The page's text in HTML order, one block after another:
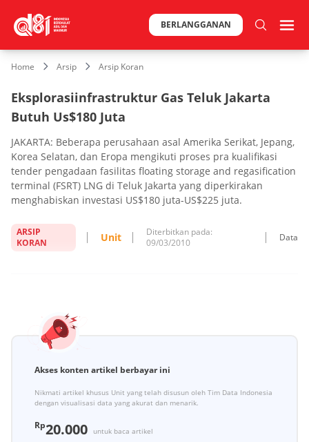
BERLANGGANAN
Home Arsip Arsip Koran
Eksplorasiinfrastruktur Gas Teluk Jakarta
Butuh Us$180 Juta
JAKARTA: Beberapa perusahaan asal Amerika Serikat, Jepang,
Korea Selatan, dan Eropa mengikuti proses pra kualifikasi
tender pengadaan fasilitas floating storage and regasification
terminal (FSRT) LNG di Teluk Jakarta yang diperkirakan
menghabiskan investasi US$180 juta-US$225 juta.
ARSIP
KORAN
Unit
Diterbitkan pada:
09/03/2010
Data
Akses konten artikel berbayar ini
Nikmati artikel khusus Unit yang telah disusun oleh Tim Data Indonesia
dengan visualisasi data yang akurat dan menarik.
Rp20.000
untuk baca artikel